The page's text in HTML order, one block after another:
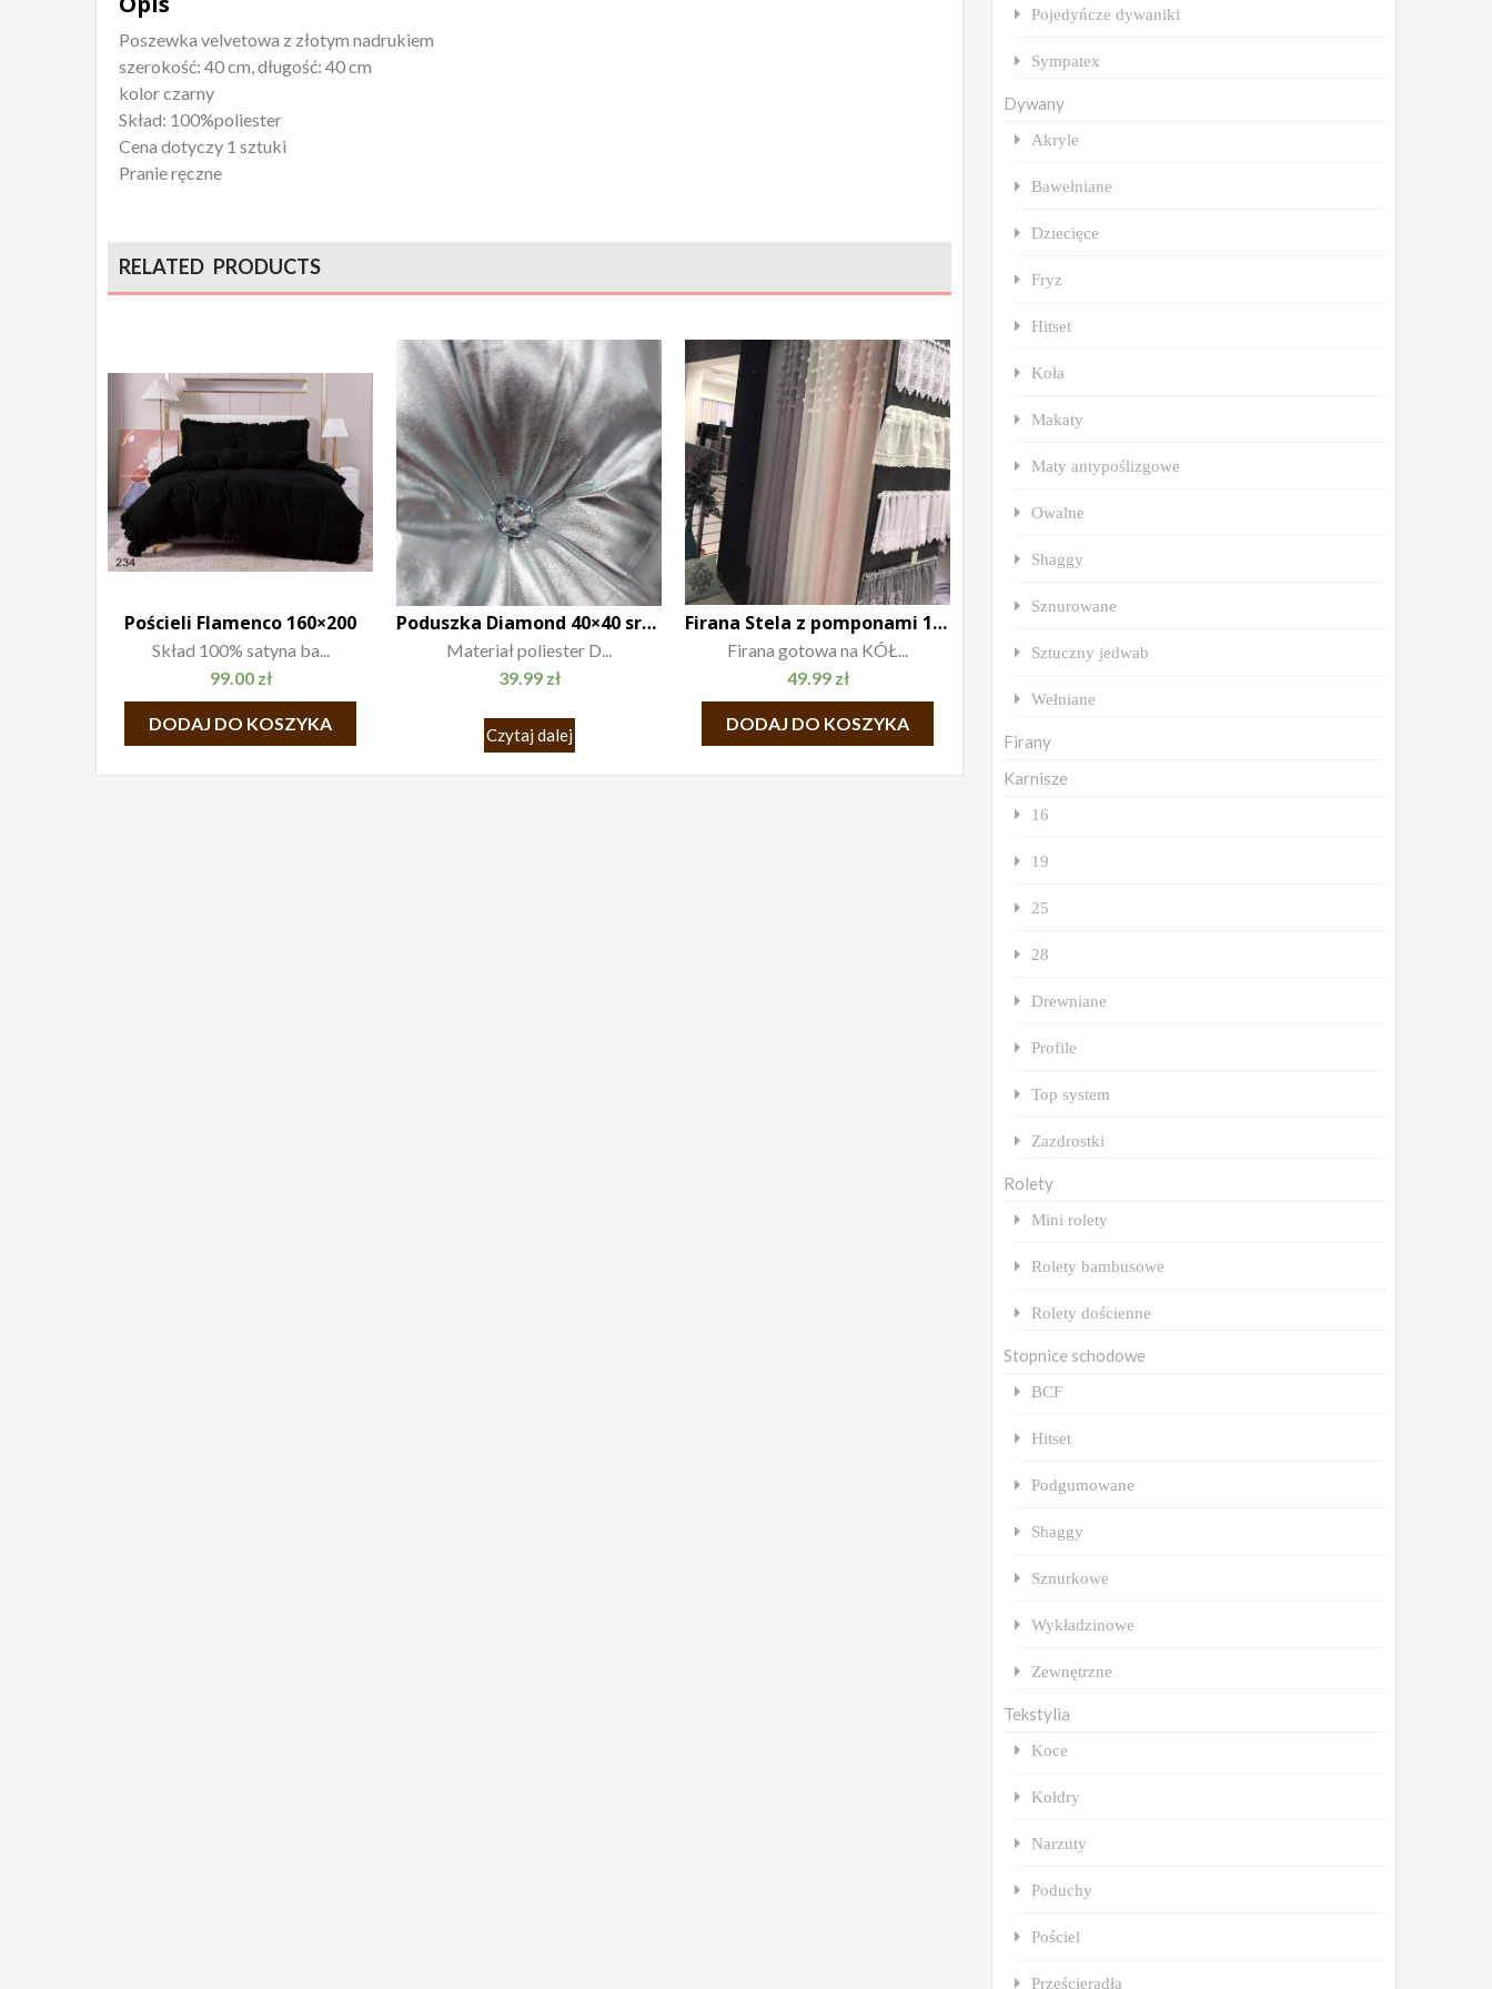
Poszewka velvetowa z złotym nadrukiem
szerokość: 40 cm, długość: 40 cm
kolor czarny
Skład: 100%poliester
Cena dotyczy 1 sztuki
Pranie ręczne
RELATED PRODUCTS
Pościeli Flamenco 160×200
Skład 100% satyna ba...
99.00 zł
DODAJ DO KOSZYKA
Poduszka Diamond 40×40 srebrna
Materiał poliester D...
39.99 zł
Czytaj dalej
Firana Stela z pomponami 140×250 różowa
Firana gotowa na KÓŁ...
49.99 zł
DODAJ DO KOSZYKA
Pojedyńcze dywaniki
Sympatex
Dywany
Akryle
Bawełniane
Dziecięce
Fryz
Hitset
Koła
Makaty
Maty antypoślizgowe
Owalne
Shaggy
Sznurowane
Sztuczny jedwab
Wełniane
Firany
Karnisze
16
19
25
28
Drewniane
Profile
Top system
Zazdrostki
Rolety
Mini rolety
Rolety bambusowe
Rolety dościenne
Stopnice schodowe
BCF
Hitset
Podgumowane
Shaggy
Sznurkowe
Wykładzinowe
Zewnętrzne
Tekstylia
Koce
Kołdry
Narzuty
Poduchy
Pościel
Prześcieradła